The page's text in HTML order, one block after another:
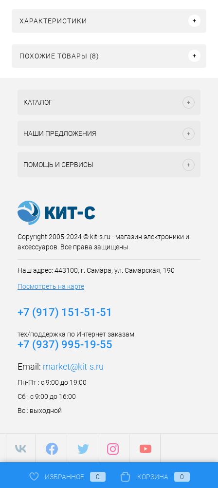
ХАРАКТЕРИСТИКИ
ПОХОЖИЕ ТОВАРЫ (8)
КАТАЛОГ
НАШИ ПРЕДЛОЖЕНИЯ
ПОМОЩЬ И СЕРВИСЫ
Copyright 2005-2024 © kit-s.ru - магазин электроники и
аксессуаров. Все права защищены.
Наш адрес: 443100, г. Самара, ул. Самарская, 190
Посмотреть на карте
+7 (917) 151-51-51
тех/поддержка по Интернет заказам
+7 (937) 995-19-55
Email: market@kit-s.ru
Пн-Пт : с 9:00 до 19:00
Сб : с 9:00 до 16:00
Вс : выходной
ИЗБРАННОЕ 0 КОРЗИНА 0